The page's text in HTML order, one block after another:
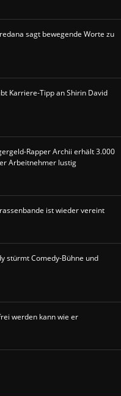
sagt bewegende Worte zu
Karriere-Tipp an Shirin David
Rapper Archii erhält 3.000
Arbeitnehmer lustig
ist wieder vereint
stürmt Comedy-Bühne und
werden kann wie er